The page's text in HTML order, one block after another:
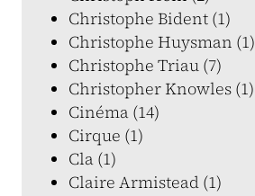
Christophe Bident (1)
Christophe Huysman (1)
Christophe Triau (7)
Christopher Knowles (1)
Cinéma (14)
Cirque (1)
Cla (1)
Claire Armistead (1)